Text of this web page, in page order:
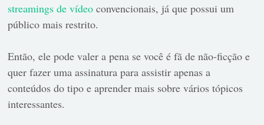
streamings de vídeo convencionais, já que possui um
público mais restrito.
Então, ele pode valer a pena se você é fã de não-ficção e
quer fazer uma assinatura para assistir apenas a
conteúdos do tipo e aprender mais sobre vários tópicos
interessantes.